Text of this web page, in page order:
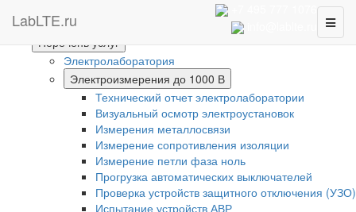
LabLTE.ru
Главная
Перечень услуг
Электролаборатория
Электроизмерения до 1000 В
Технический отчет электролаборатории
Визуальный осмотр электроустановок
Измерения металлосвязи
Измерение сопротивления изоляции
Измерение петли фаза ноль
Прогрузка автоматических выключателей
Проверка устройств защитного отключения (УЗО)
Испытание устройств АВР